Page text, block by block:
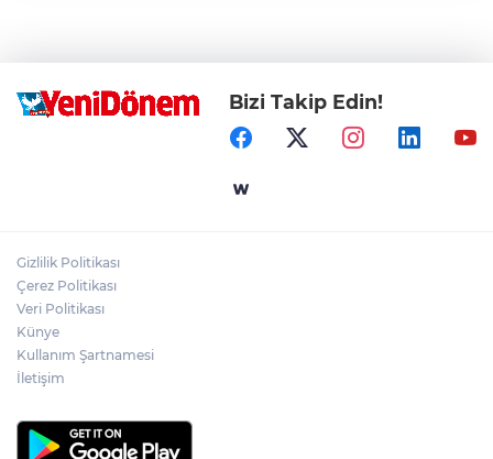
Bizi Takip Edin!
Gizlilik Politikası
Çerez Politikası
Veri Politikası
Künye
Kullanım Şartnamesi
İletişim